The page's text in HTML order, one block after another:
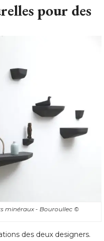
pour des
minéraux - Bouroullec ©
des deux designers.